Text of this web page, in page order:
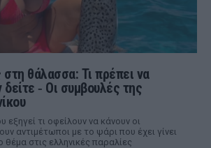
θάλασσα: Τι πρέπει να
δείτε ‑ Οι συμβουλές της
εξηγεί τι οφείλουν να κάνουν οι
αντιμέτωποι με το ψάρι που έχει γίνει
θέμα στις ελληνικές παραλίες